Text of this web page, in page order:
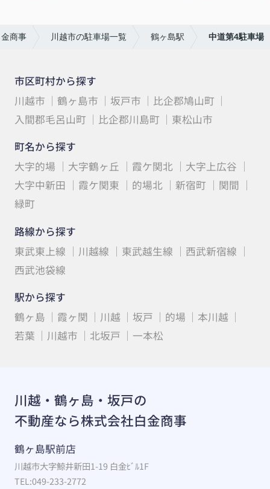
商事 川越市の駐車場一覧 鶴ヶ島駅 中道第4駐車場
市区町村から探す
川越市
鶴ヶ島市 坂戸市
比企郡鳩山町
入間郡毛呂山町
比企郡川島町
東松山市
町名から探す
大字的場
大字鶴ヶ丘 霞ケ関北
大字上広谷
大字中新田
霞ケ関東 的場北 新宿町
関間
緑町
路線から探す
東武東上線
川越線 東武越生線
西武新宿線
西武池袋線
駅から探す
鶴ヶ島
霞ヶ関 川越 坂戸 的場
本川越
若葉
川越市 北坂戸 一本松
川越・鶴ヶ島・坂戸の
不動産なら株式会社白金商事
鶴ヶ島駅前店
川越市大字鯨井新田1-19 白金ﾋﾞﾙ1F
TEL:049-233-2772